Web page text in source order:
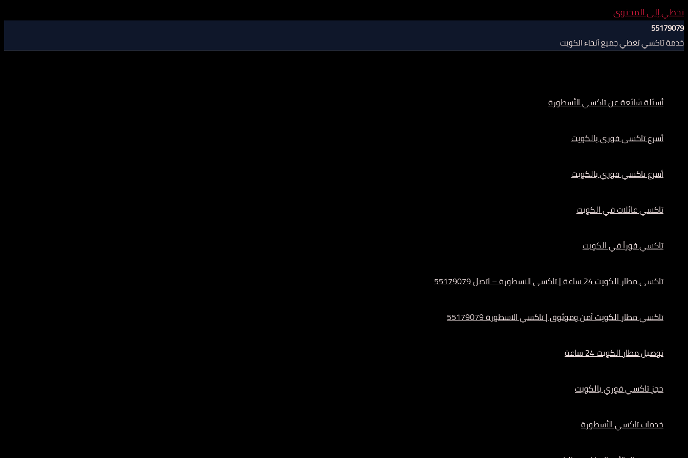
تخطي إلى المحتوى
55179079
خدمة تاكسي تغطي جميع أنحاء الكويت
أسئلة شائعة عن تاكسي الأسطورة
أسرع تاكسي فوري بالكويت
أسرع تاكسي فوري بالكويت
تاكسي عائلات في الكويت
تاكسي فوراً في الكويت
تاكسي مطار الكويت 24 ساعة | تاكسي الاسطورة – اتصل 55179079
تاكسي مطار الكويت آمن وموثوق | تاكسي الاسطورة 55179079
توصيل مطار الكويت 24 ساعة
حجز تاكسي فوري بالكويت
خدمات تاكسي الأسطورة